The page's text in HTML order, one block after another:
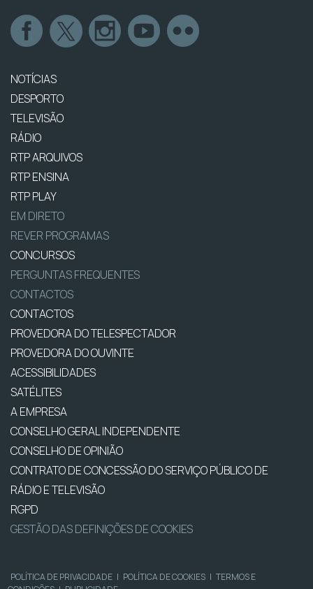
NOTÍCIAS
DESPORTO
TELEVISÃO
RÁDIO
RTP ARQUIVOS
RTP ENSINA
RTP PLAY
EM DIRETO
REVER PROGRAMAS
CONCURSOS
PERGUNTAS FREQUENTES
CONTACTOS
CONTACTOS
PROVEDORA DO TELESPECTADOR
PROVEDORA DO OUVINTE
ACESSIBILIDADES
SATÉLITES
A EMPRESA
CONSELHO GERAL INDEPENDENTE
CONSELHO DE OPINIÃO
CONTRATO DE CONCESSÃO DO SERVIÇO PÚBLICO DE
RÁDIO E TELEVISÃO
RGPD
GESTÃO DAS DEFINIÇÕES DE COOKIES
POLÍTICA DE PRIVACIDADE | POLÍTICA DE COOKIES | TERMOS E